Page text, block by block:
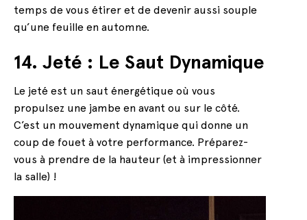
temps de vous étirer et de devenir aussi souple
qu’une feuille en automne.
14. Jeté : Le Saut Dynamique
Le jeté est un saut énergétique où vous
propulsez une jambe en avant ou sur le côté.
C’est un mouvement dynamique qui donne un
coup de fouet à votre performance. Préparez-
vous à prendre de la hauteur (et à impressionner
la salle) !